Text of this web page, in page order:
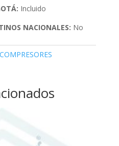
Incluido
NACIONALES: No
COMPRESORES